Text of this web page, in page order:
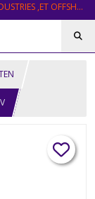
EQUIPEMENT BATEAU , PÊCHE , PLAISANCE ,LOISIRS, INDUSTRIES ,ET OFFSHORE